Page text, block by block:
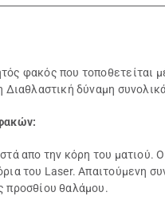
φακός που τοποθετείται
δύναμη
απο την κόρη του ματιού.
του Laser. Απαιτούμενη
προσθίου θαλάμου.